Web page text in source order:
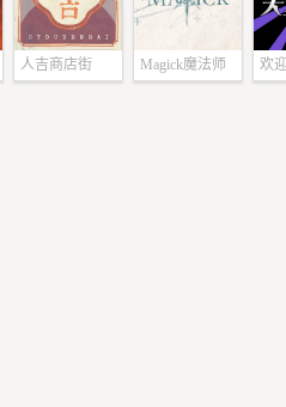
人吉商店街 Magick魔法师
欢